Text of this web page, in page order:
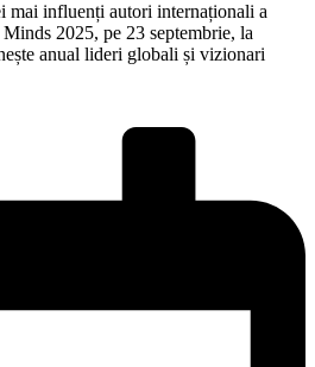
mai influenți autori internaționali a
2025, pe 23 septembrie, la
anual lideri globali și vizionari